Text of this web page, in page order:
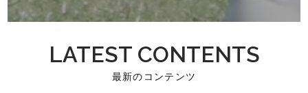
LATEST CONTENTS
最新のコンテンツ